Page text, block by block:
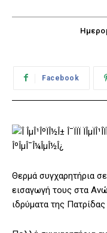
Facebook
Θερμά συγχαρητήρια
εισαγωγή τους στα
ιδρύματα της Πατρίδας